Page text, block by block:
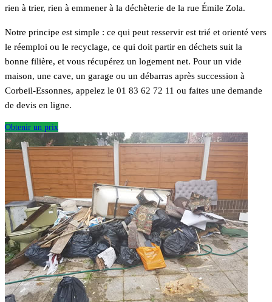
rien à trier, rien à emmener à la déchèterie de la rue Émile Zola.
Notre principe est simple : ce qui peut resservir est trié et orienté vers
le réemploi ou le recyclage, ce qui doit partir en déchets suit la
bonne filière, et vous récupérez un logement net. Pour un vide
maison, une cave, un garage ou un débarras après succession à
Corbeil-Essonnes, appelez le 01 83 62 72 11 ou faites une demande
de devis en ligne.
Obtenir un prix